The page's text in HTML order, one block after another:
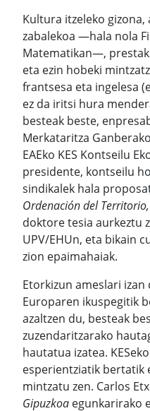
Kultura itzeleko
zabalekoa —hala nola
Matematikan—,
eta ezin hobeki
frantsesa eta ingelesa
ez da iritsi hura
besteak beste,
Merkataritza
EAEko KES Kontseilu
presidente, kontseilu
sindikalek hala
Ordenación del
doktore tesia aurkeztu
UPV/EHUn, eta bikain
zion epaimahaiak.
Etorkizun ameslari
Europaren ikuspegitik
azaltzen du, besteak
zuzendaritzarako
hautatua izatea.
esperientziatik bertatik
mintzatu zen. Carlos
Gipuzkoa egunkarirako